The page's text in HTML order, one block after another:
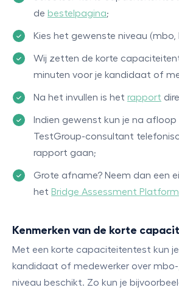
de bestelpagina;
Kies het gewenste niveau
Wij zetten de korte
minuten voor je kandidaat of
Na het invullen is het rapport
Indien gewenst kun je na afloop
TestGroup-consultant
rapport gaan;
Grote afname? Neem dan een
het Bridge Assessment Platform
Kenmerken van de korte
Met een korte capaciteitentest kun
kandidaat of medewerker over
niveau beschikt. Zo kun je